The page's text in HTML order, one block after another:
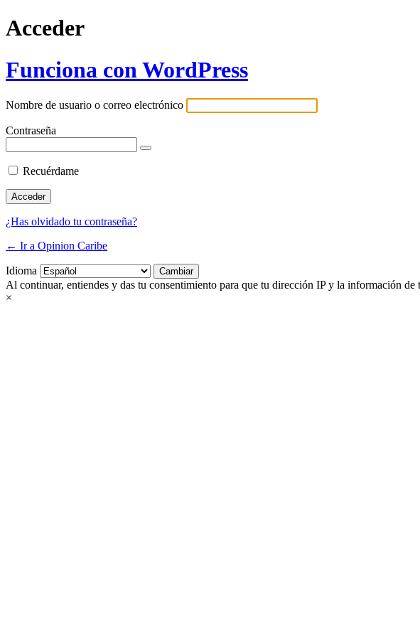
Acceder
Funciona con WordPress
Nombre de usuario o correo electrónico
Contraseña
Recuérdame
¿Has olvidado tu contraseña?
← Ir a Opinion Caribe
Idioma
Al continuar, entiendes y das tu consentimiento para que tu dirección IP y la información
×